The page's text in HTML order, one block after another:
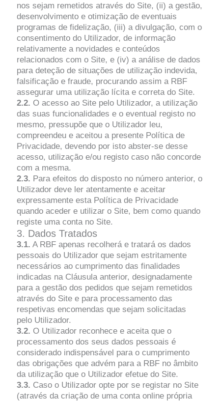
nos sejam remetidos através do Site, (ii) a gestão,
desenvolvimento e otimização de eventuais
programas de fidelização, (iii) a divulgação, com o
consentimento do Utilizador, de informação
relativamente a novidades e conteúdos
relacionados com o Site, e (iv) a análise de dados
para deteção de situações de utilização indevida,
falsificação e fraude, procurando assim a RBF
assegurar uma utilização lícita e correta do Site.
2.2. O acesso ao Site pelo Utilizador, a utilização
das suas funcionalidades e o eventual registo no
mesmo, pressupõe que o Utilizador leu,
compreendeu e aceitou a presente Política de
Privacidade, devendo por isto abster-se desse
acesso, utilização e/ou registo caso não concorde
com a mesma.
2.3. Para efeitos do disposto no número anterior, o
Utilizador deve ler atentamente e aceitar
expressamente esta Política de Privacidade
quando aceder e utilizar o Site, bem como quando
registe uma conta no Site.
3. Dados Tratados
3.1. A RBF apenas recolherá e tratará os dados
pessoais do Utilizador que sejam estritamente
necessários ao cumprimento das finalidades
indicadas na Cláusula anterior, designadamente
para a gestão dos pedidos que sejam remetidos
através do Site e para processamento das
respetivas encomendas que sejam solicitadas
pelo Utilizador.
3.2. O Utilizador reconhece e aceita que o
processamento dos seus dados pessoais é
considerado indispensável para o cumprimento
das obrigações que advém para a RBF no âmbito
da utilização que o Utilizador efetue do Site.
3.3. Caso o Utilizador opte por se registar no Site
(através da criação de uma conta online própria